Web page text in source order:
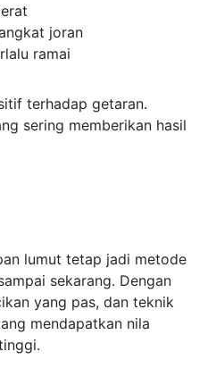
joran
ramai
terhadap getaran.
sering memberikan hasil
lumut tetap jadi metode
sekarang. Dengan
yang pas, dan teknik
mendapatkan nila